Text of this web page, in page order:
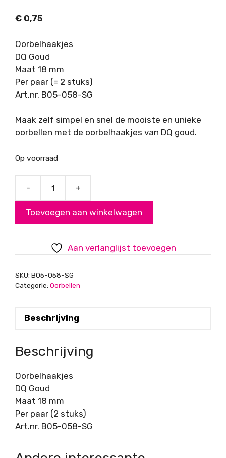
€ 0,75
Oorbelhaakjes
DQ Goud
Maat 18 mm
Per paar (= 2 stuks)
Art.nr. B05-058-SG
Maak zelf simpel en snel de mooiste en unieke
oorbellen met de oorbelhaakjes van DQ goud.
Op voorraad
-
plat,
aantal
+
Toevoegen aan winkelwagen
Aan verlanglijst toevoegen
SKU: B05-058-SG
Categorie: Oorbellen
Beschrijving
Beschrijving
Oorbelhaakjes
DQ Goud
Maat 18 mm
Per paar (2 stuks)
Art.nr. B05-058-SG